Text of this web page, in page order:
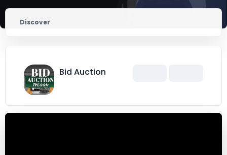
Discover
Bid Auction